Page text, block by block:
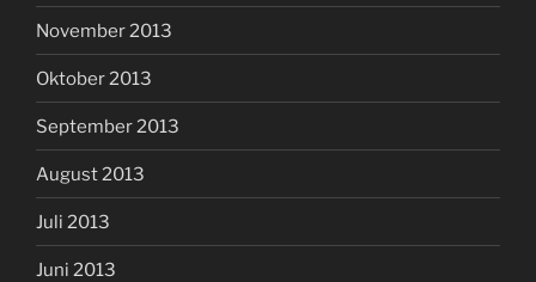
November 2013
Oktober 2013
September 2013
August 2013
Juli 2013
Juni 2013